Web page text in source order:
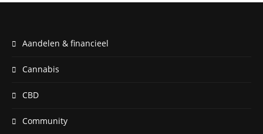
Aandelen & financieel
Cannabis
CBD
Community